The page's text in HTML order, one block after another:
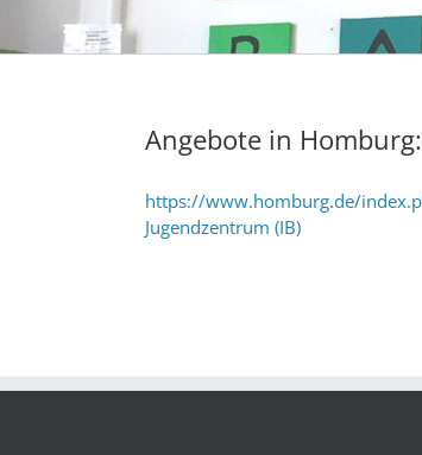
Angebote in Homburg:
https://www.homburg.de/
Jugendzentrum (IB)